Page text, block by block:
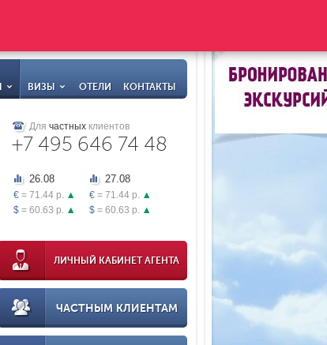
ВИЗЫ ОТЕЛИ КОНТАКТЫ
Для частных клиентов
+7 495 646 74 48
26.08
€ = 71.44 р.
$ = 60.63 р.
27.08
€ = 71.44 р.
$ = 60.63 р.
ЛИЧНЫЙ КАБИНЕТ АГЕНТА
ЧАСТНЫМ КЛИЕНТАМ